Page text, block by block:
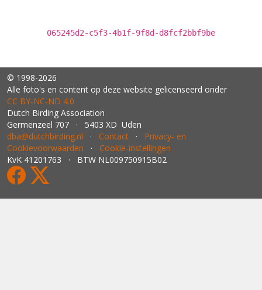
065245d2-c5f3-4b1f-9f8d-d8fcf2bbf9be
© 1998-2026
Alle foto's en content op deze website gelicenseerd onder
CC BY‑NC‑ND 4.0
Dutch Birding Association
Germenzeel 707 · 5403 XD Uden
dba@dutchbirding.nl · Contact · Privacy- en
Cookievoorwaarden · Cookie-instellingen
KvK 41201763 · BTW NL009750915B02